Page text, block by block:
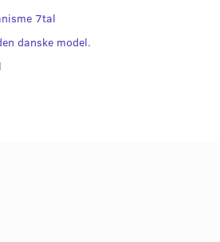
7tal
danske model.